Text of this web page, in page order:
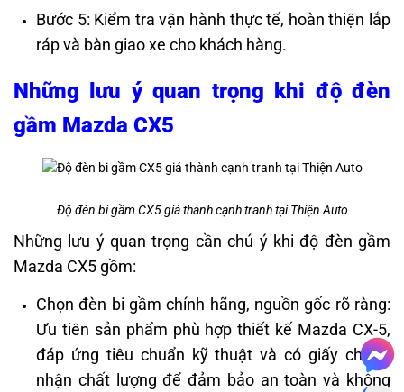
Bước 5: Kiểm tra vận hành thực tế, hoàn thiện lắp
ráp và bàn giao xe cho khách hàng.
Những lưu ý quan trọng khi độ đèn
gầm Mazda CX5
Độ đèn bi gầm CX5 giá thành cạnh tranh tại Thiện Auto
Những lưu ý quan trọng cần chú ý khi độ đèn gầm
Mazda CX5 gồm:
Chọn đèn bi gầm chính hãng, nguồn gốc rõ ràng:
Ưu tiên sản phẩm phù hợp thiết kế Mazda CX-5,
đáp ứng tiêu chuẩn kỹ thuật và có giấy chứng
nhận chất lượng để đảm bảo an toàn và không